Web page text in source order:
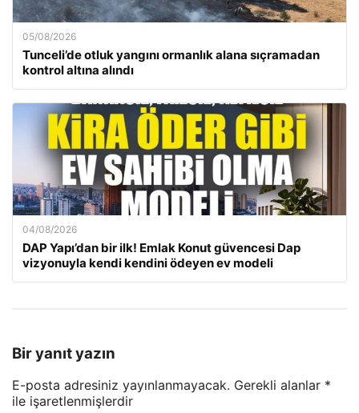
05/08/2026
Tunceli’de otluk yangını ormanlık alana sıçramadan
kontrol altına alındı
04/08/2026
DAP Yapı’dan bir ilk! Emlak Konut güvencesi Dap
vizyonuyla kendi kendini ödeyen ev modeli
Bir yanıt yazın
E-posta adresiniz yayınlanmayacak. Gerekli alanlar *
ile işaretlenmişlerdir